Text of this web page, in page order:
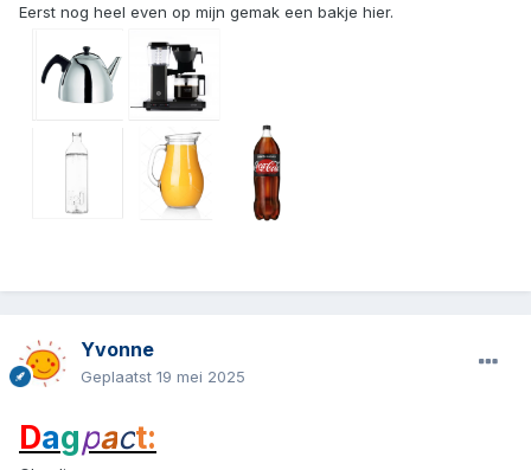
Eerst nog heel even op mijn gemak een bakje hier.
Yvonne
Geplaatst 19 mei 2025
Dagpact: